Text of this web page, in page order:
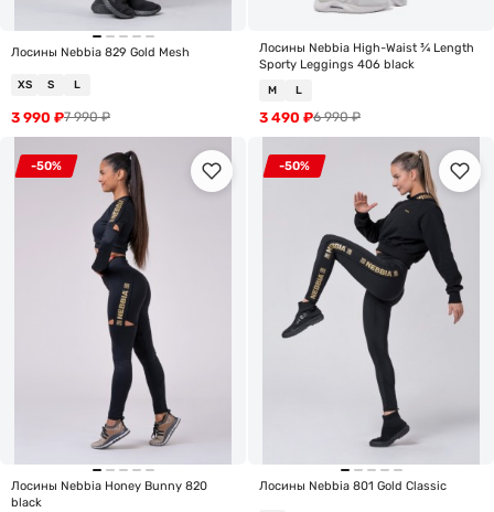
Лосины Nebbia 829 Gold Mesh
XS S L
7 990₽
3 990 ₽
Лосины Nebbia High-Waist ¾ Length
Sporty Leggings 406 black
M L
6 990₽
3 490 ₽
-50%
Лосины Nebbia Honey Bunny 820
black
-50%
Лосины Nebbia 801 Gold Classic